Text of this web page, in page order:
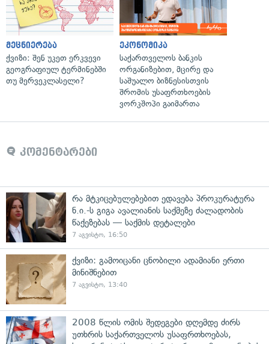
მეცნიერება
ქვიზი: შენ უკეთ ერკვევი
გეოგრაფიულ ტერმინებში
თუ მერვეკლასელი?
ეკონომიკა
საქართველოს ბანკის
ორგანიზებით, მცირე და
საშუალო ბიზნესისთვის
შრომის უსაფრთხოების
ვორკშოპი გაიმართა
კომენტარები
რა მტკიცებულებებით ედავება პროკურატურა
ნ.ი.-ს გიგა ავალიანის საქმეზე ძალადობის
წაქეზებას — საქმის დეტალები
7 აგვისტო, 16:50
ქვიზი: გამოიცანი ცნობილი ადამიანი ერთი
მინიშნებით
7 აგვისტო, 13:40
2008 წლის ომის შედეგები დღემდე ძირს
უთხრის საქართველოს უსაფრთხოებას,